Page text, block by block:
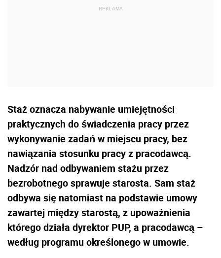
Staż oznacza nabywanie umiejętności
praktycznych do świadczenia pracy przez
wykonywanie zadań w miejscu pracy, bez
nawiązania stosunku pracy z pracodawcą.
Nadzór nad odbywaniem stażu przez
bezrobotnego sprawuje starosta. Sam staż
odbywa się natomiast na podstawie umowy
zawartej między starostą, z upoważnienia
którego działa dyrektor PUP, a pracodawcą –
według programu określonego w umowie.